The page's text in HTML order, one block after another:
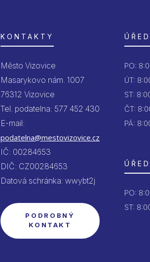
KONTAKTY
Město Vizovice
Masarykovo nám. 1007
76312 Vizovice
Tel. podatelna: 577 452 430
E-mail:
podatelna@mestovizovice.cz
IČ: 00284653
DIČ: CZ00284653
Datová schránka: wwybt2j
PODROBNÝ
KONTAKT
PO:
ÚT:
ST:
ČT:
PÁ:
PO:
ST: